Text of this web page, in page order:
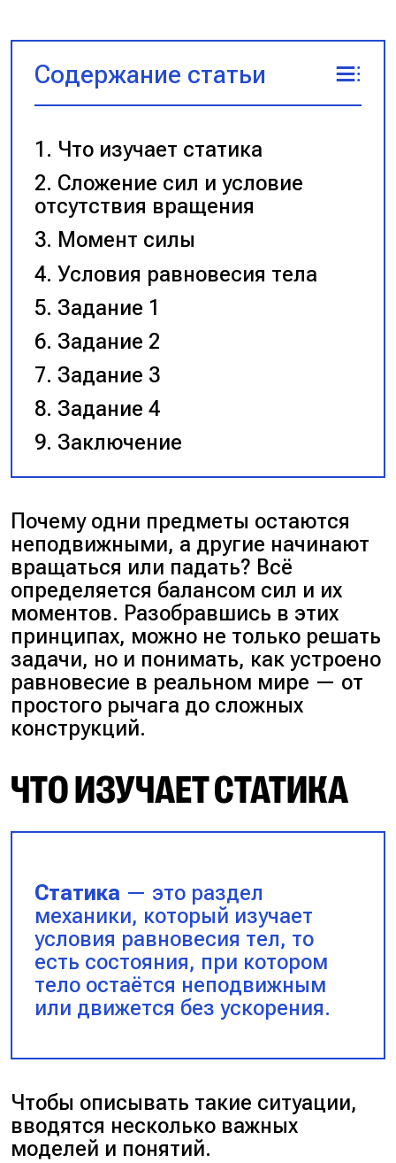
Содержание статьи
Что изучает статика
Сложение сил и условие
отсутствия вращения
Момент силы
Условия равновесия тела
Задание 1
Задание 2
Задание 3
Задание 4
Заключение
Почему одни предметы остаются
неподвижными, а другие начинают
вращаться или падать? Всё
определяется балансом сил и их
моментов. Разобравшись в этих
принципах, можно не только решать
задачи, но и понимать, как устроено
равновесие в реальном мире — от
простого рычага до сложных
конструкций.
ЧТО ИЗУЧАЕТ СТАТИКА
Статика— это раздел
механики, который изучает
условия равновесия тел, то
есть состояния, при котором
тело остаётся неподвижным
или движется без ускорения.
Чтобы описывать такие ситуации,
вводятся несколько важных
моделей и понятий.